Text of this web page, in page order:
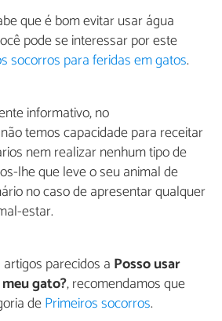
que é bom evitar usar água
pode se interessar por este
socorros para feridas em gatos.
informativo, no
temos capacidade para receitar
nem realizar nenhum tipo de
lhe que leve o seu animal de
no caso de apresentar qualquer
estar.
parecidos a Posso usar
gato?, recomendamos que
dePrimeiros socorros.